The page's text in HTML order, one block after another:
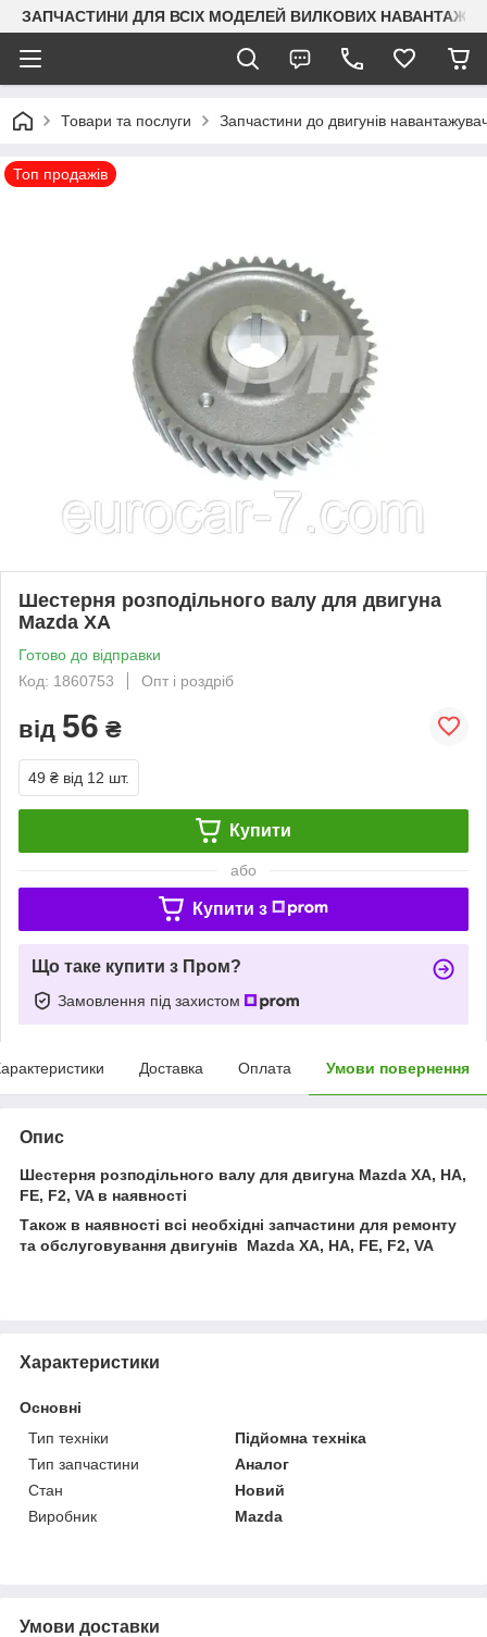
ЗАПЧАСТИНИ ДЛЯ ВСІХ МОДЕЛЕЙ ВИЛКОВИХ
Товари та послуги Запчастини до двигунів
Топ продажів
Шестерня розподільного валу для двигуна
Mazda XA
Готово до відправки
Код: 1860753
Опт і роздріб
від 56 ₴
49 ₴ від 12 шт.
Купити
або
Купити з
Що таке купити з Пром?
Замовлення під захистом
Доставка Оплата Умови повернення
Опис
Шестерня розподільного валу для двигуна Mazda XA, HA,
FE, F2, VA в наявності
Також в наявності всі необхідні запчастини для ремонту
та обслуговування двигунів Mazda XA, HA, FE, F2, VA
Характеристики
Основні
Тип техніки
Підйомна техніка
Тип запчастини
Аналог
Стан
Новий
Виробник
Mazda
Умови доставки